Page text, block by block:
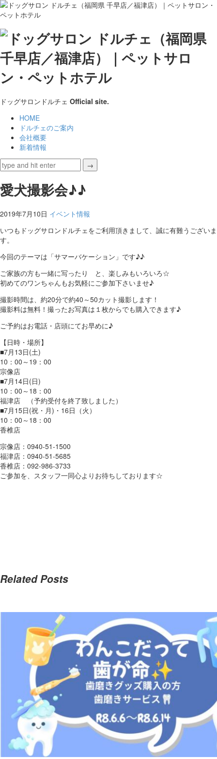
ド
ッ
グ
サ
ロ
ン
ド
ル
チ
ェ
（福
岡
県
千
早
店
／
福
津
店）
｜
ペ
ッ
ト
ッ
ドッグサロンドルチェ Official site.
HOME
ドルチェのご案内
会社概要
新着情報
愛犬撮影会♪♪
2019年7月10日 イベント情報
いつもドッグサロンドルチェをご利用頂きまして、誠に有難うございま
す。
今回のテーマは「サマーバケーション」です♪♪
ご家族の方も一緒に写ったり と、楽しみもいろいろ☆
初めてのワンちゃんもお気軽にご参加下さいませ♪
撮影時間は、約20分で約40～50カット撮影します！
撮影料は無料！撮ったお写真は１枚からでも購入できます♪
ご予約はお電話・店頭にてお早めに♪
【日時・場所】
■7月13日(土)
10：00～19：00
宗像店
■7月14日(日)
10：00～18：00
福津店 （予約受付を終了致しました）
■7月15日(祝・月)・16日（火）
10：00～18：00
香椎店
宗像店：0940-51-1500
福津店：0940-51-5685
香椎店：092-986-3733
ご参加を、スタッフ一同心よりお待ちしております☆
Related Posts